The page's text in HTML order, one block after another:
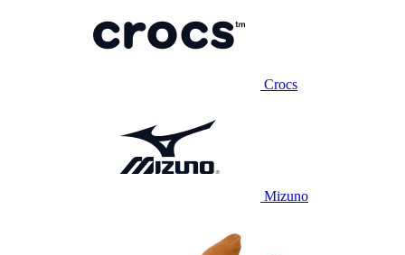
Crocs
Mizuno